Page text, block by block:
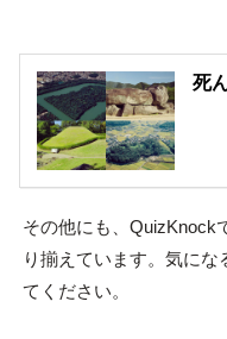
死
その他にも、QuizKnock
り揃えています。気にな
てください。